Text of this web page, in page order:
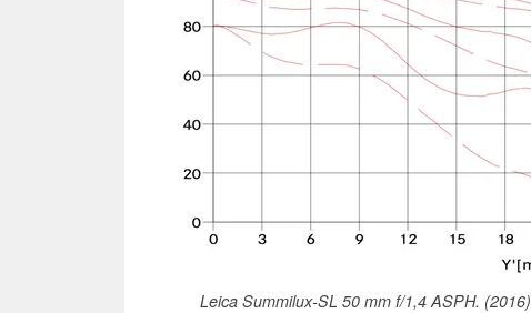
Leica Summilux-SL 50 mm f/1,4 ASPH. (2016)